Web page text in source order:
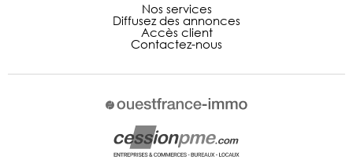
Nos services
Diffusez des annonces
Accès client
Contactez-nous